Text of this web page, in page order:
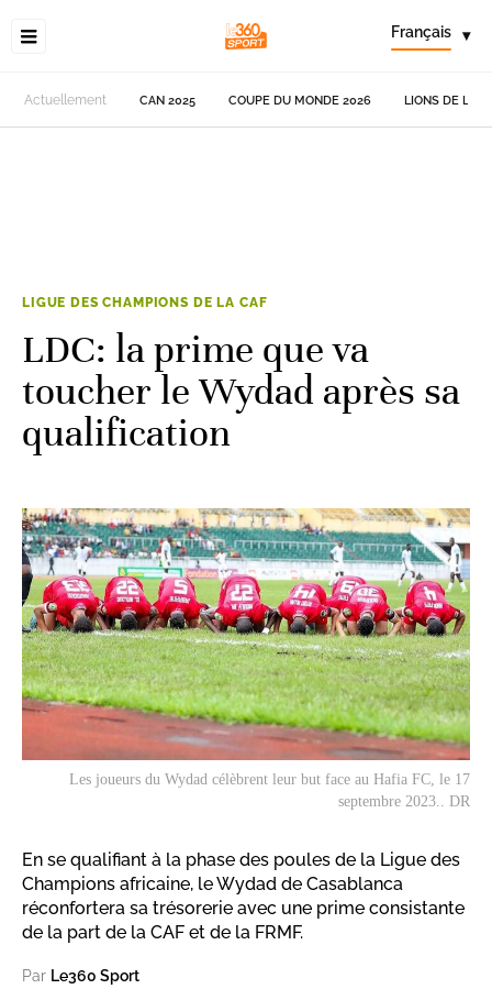
Français ▾
Actuellement CAN 2025 COUPE DU MONDE 2026 LIONS DE
LIGUE DES CHAMPIONS DE LA CAF
LDC: la prime que va
toucher le Wydad après sa
qualification
Les joueurs du Wydad célèbrent leur but face au Hafia FC, le 17
septembre 2023.. DR
En se qualifiant à la phase des poules de la Ligue des
Champions africaine, le Wydad de Casablanca
réconfortera sa trésorerie avec une prime consistante
de la part de la CAF et de la FRMF.
Par Le360 Sport